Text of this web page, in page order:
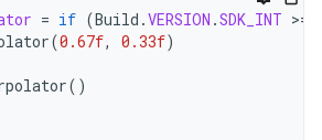
= if (Build .VERSION .SDK_INT >=
(0.67f, 0.33f)
()